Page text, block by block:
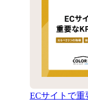
ECサイトで